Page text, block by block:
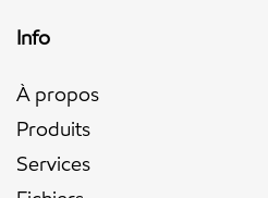
Info
À propos
Produits
Services